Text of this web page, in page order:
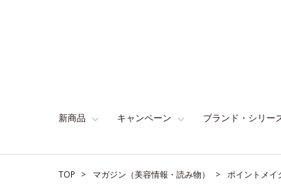
新商品 キャンペーン ブランド・シリー
TOP マガジン（美容情報・読み物） ポイントメイ